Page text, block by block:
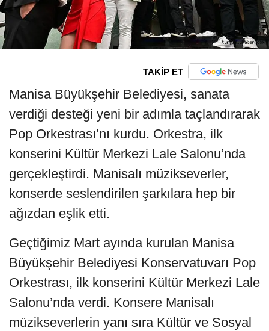
TAKİP ET
Manisa Büyükşehir Belediyesi, sanata
verdiği desteği yeni bir adımla taçlandırarak
Pop Orkestrası’nı kurdu. Orkestra, ilk
konserini Kültür Merkezi Lale Salonu’nda
gerçekleştirdi. Manisalı müzikseverler,
konserde seslendirilen şarkılara hep bir
ağızdan eşlik etti.
Geçtiğimiz Mart ayında kurulan Manisa
Büyükşehir Belediyesi Konservatuvarı Pop
Orkestrası, ilk konserini Kültür Merkezi Lale
Salonu’nda verdi. Konsere Manisalı
müzikseverlerin yanı sıra Kültür ve Sosyal